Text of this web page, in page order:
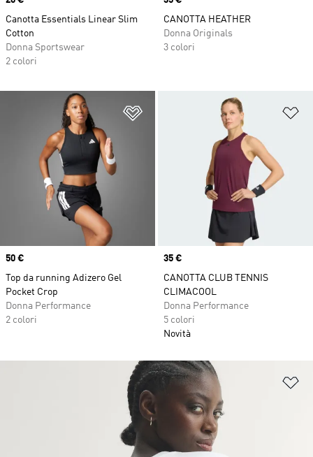
Canotta Essentials Linear Slim
Cotton
Donna Sportswear
2 colori
CANOTTA HEATHER
Donna Originals
3 colori
Aggiungi alla lista dei desideri
Price
50 €
Top da running Adizero Gel
Pocket Crop
Donna Performance
2 colori
Price
35 €
CANOTTA CLUB TENNIS
CLIMACOOL
Donna Performance
5 colori
Novità